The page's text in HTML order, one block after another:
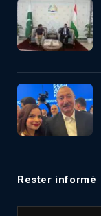
Rester informé